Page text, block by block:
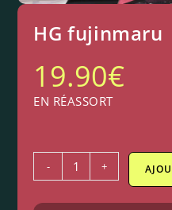
HG fujinmaru
19.90€
EN RÉASSORT
- +